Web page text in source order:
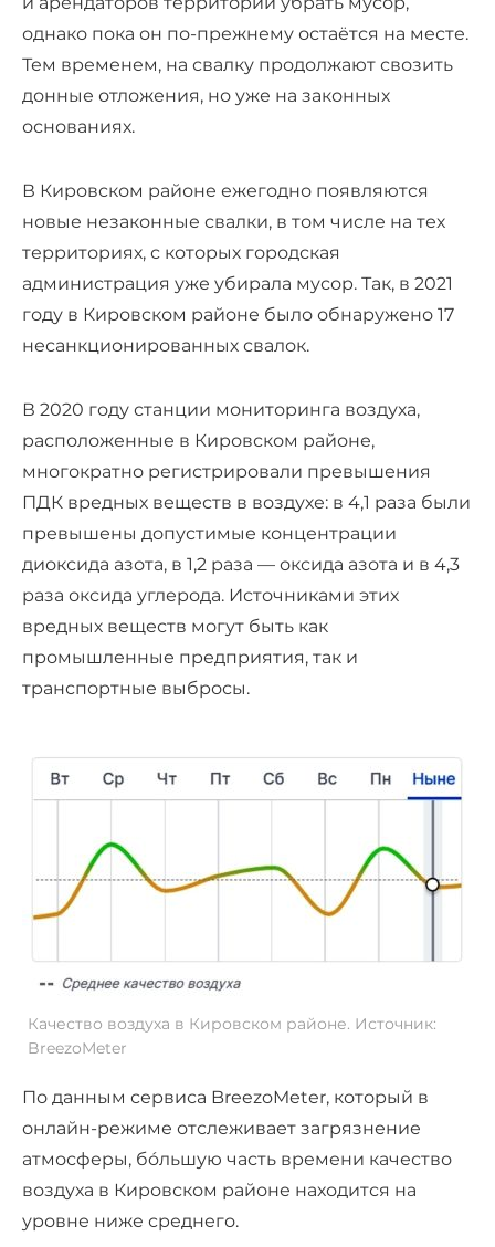
однако пока он по-прежнему остаётся на месте.
Тем временем, на свалку продолжают свозить
донные отложения, но уже на законных
основаниях.
В Кировском районе ежегодно появляются
новые незаконные свалки, в том числе на тех
территориях, с которых городская
администрация уже убирала мусор. Так, в 2021
году в Кировском районе было обнаружено 17
несанкционированных свалок.
В 2020 году станции мониторинга воздуха,
расположенные в Кировском районе,
многократно регистрировали превышения
ПДК вредных веществ в воздухе: в 4,1 раза были
превышены допустимые концентрации
диоксида азота, в 1,2 раза — оксида азота и в 4,3
раза оксида углерода. Источниками этих
вредных веществ могут быть как
промышленные предприятия, так и
транспортные выбросы.
Качество воздуха в Кировском районе. Источник:
BreezoMeter
По данным сервиса BreezoMeter, который в
онлайн-режиме отслеживает загрязнение
атмосферы, бóльшую часть времени качество
воздуха в Кировском районе находится на
уровне ниже среднего.